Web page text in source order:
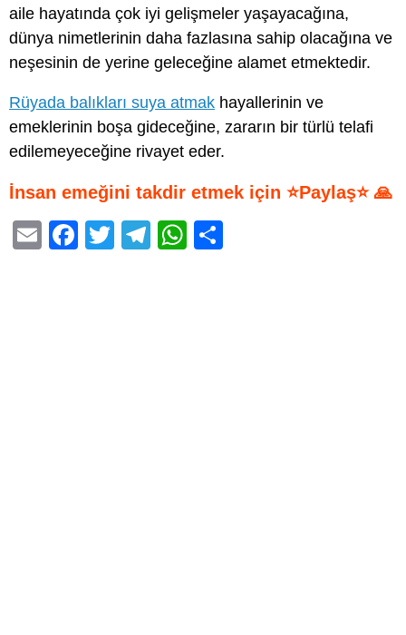
aile hayatında çok iyi gelişmeler yaşayacağına,
dünya nimetlerinin daha fazlasına sahip olacağına ve
neşesinin de yerine geleceğine alamet etmektedir.
Rüyada balıkları suya atmak hayallerinin ve
emeklerinin boşa gideceğine, zararın bir türlü telafi
edilemeyeceğine rivayet eder.
İnsan emeğini takdir etmek için ⭐Paylaş⭐ 🙏
E
F
T
T
W